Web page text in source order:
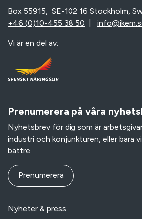
Box 55915, SE-102 16 Stockholm,
+46 (0)10-455 38 50
Vi är en del av:
Prenumerera på våra
Nyhetsbrev för dig som är
industri och konjunkturen, eller bara
bättre.
Prenumerera
Nyheter & press